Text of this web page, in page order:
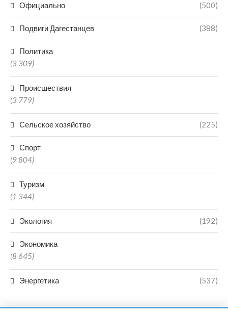
Официально (500)
Подвиги Дагестанцев (388)
Политика
(3 309)
Происшествия
(3 779)
Сельское хозяйство (225)
Спорт
(9 804)
Туризм
(1 344)
Экология (192)
Экономика
(8 645)
Энергетика (537)